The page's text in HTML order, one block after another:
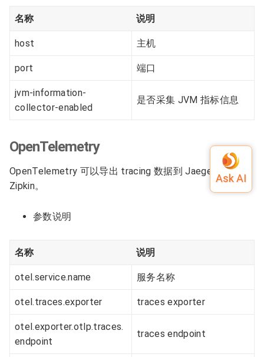
名称 说明
host 主机
port 端口
jvm-information-
collector-enabled
是否采集 JVM 指标信息
OpenTelemetry
OpenTelemetry 可以导出 tracing 数据到 Jaeger，
Zipkin。
参数说明
名称 说明
otel.service.name 服务名称
otel.traces.exporter traces exporter
otel.exporter.otlp.traces.
endpoint
traces endpoint